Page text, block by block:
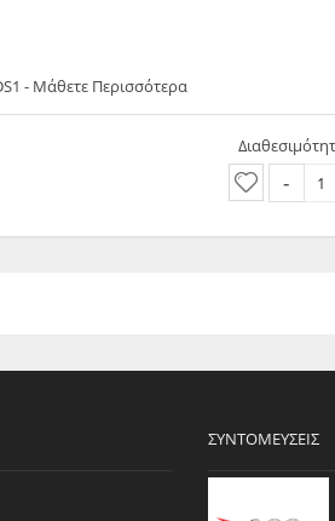
- Μάθετε Περισσότερα
ΣΥΝΤΟΜΕΎΣΕΙΣ